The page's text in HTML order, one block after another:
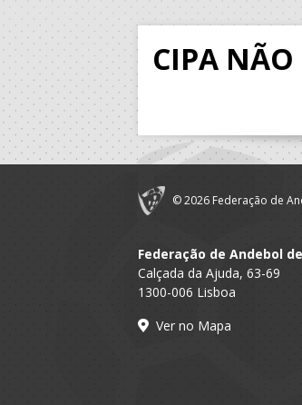
CIPA
© 2026 Federação de
Federação de Andebol
Calçada da Ajuda, 63-69
1300-006 Lisboa
Ver no Mapa